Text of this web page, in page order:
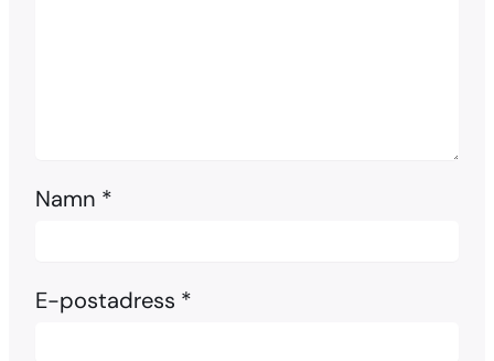
Namn *
E-postadress *